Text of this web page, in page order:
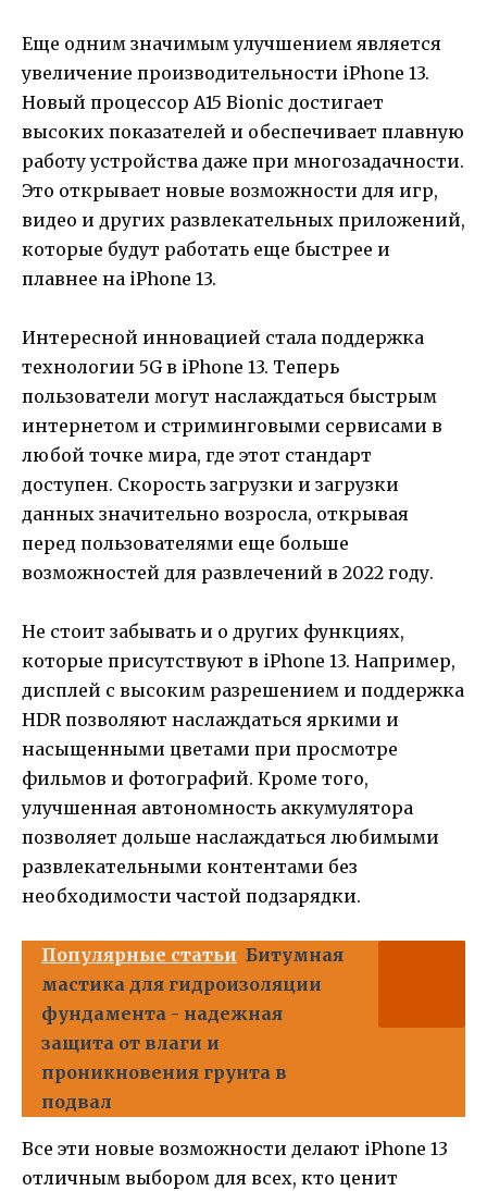
Еще одним значимым улучшением является
увеличение производительности iPhone 13.
Новый процессор A15 Bionic достигает
высоких показателей и обеспечивает плавную
работу устройства даже при многозадачности.
Это открывает новые возможности для игр,
видео и других развлекательных приложений,
которые будут работать еще быстрее и
плавнее на iPhone 13.
Интересной инновацией стала поддержка
технологии 5G в iPhone 13. Теперь
пользователи могут наслаждаться быстрым
интернетом и стриминговыми сервисами в
любой точке мира, где этот стандарт
доступен. Скорость загрузки и загрузки
данных значительно возросла, открывая
перед пользователями еще больше
возможностей для развлечений в 2022 году.
Не стоит забывать и о других функциях,
которые присутствуют в iPhone 13. Например,
дисплей с высоким разрешением и поддержка
HDR позволяют наслаждаться яркими и
насыщенными цветами при просмотре
фильмов и фотографий. Кроме того,
улучшенная автономность аккумулятора
позволяет дольше наслаждаться любимыми
развлекательными контентами без
необходимости частой подзарядки.
Популярные статьи Битумная
мастика для гидроизоляции
фундамента - надежная
защита от влаги и
проникновения грунта в
подвал
Все эти новые возможности делают iPhone 13
отличным выбором для всех, кто ценит